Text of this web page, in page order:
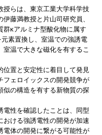
授らは、東京工業大学科学技
藤満教授と片山司研究員、
群κアルミナ型酸化物に属す
元素置換し、室温での強誘電
温で大きな磁化を有するこ
位置と安定性に着目して発見
フェロイックスの開発競争が
似の構造を有する新物質の探
電性を確認したことは、同型
おける強誘電性の開発が加速
電体の開発に繋がる可能性が